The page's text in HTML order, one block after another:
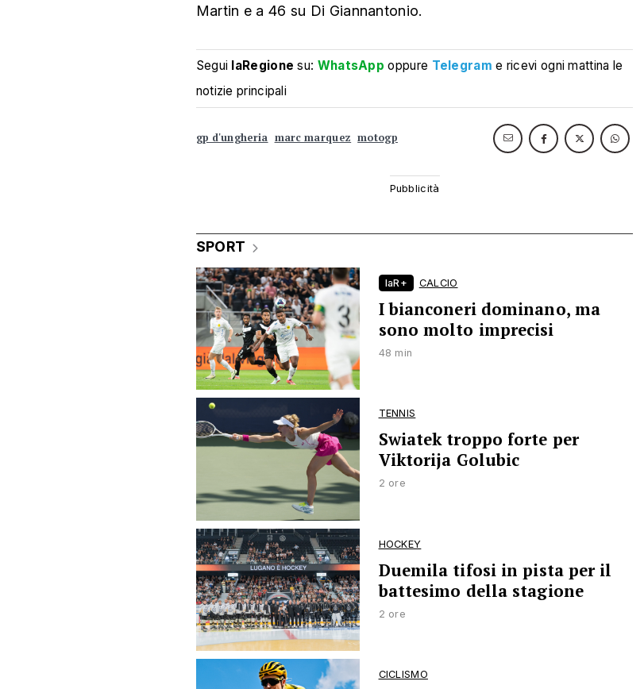
Martin e a 46 su Di Giannantonio.
Segui laRegione su: WhatsApp oppure Telegram e ricevi ogni mattina le
notizie principali
gp d'ungheria marc marquez motogp
SPORT
laR+ CALCIO
I bianconeri dominano, ma
sono molto imprecisi
48 min
TENNIS
Swiatek troppo forte per
Viktorija Golubic
2 ore
HOCKEY
Duemila tifosi in pista per il
battesimo della stagione
2 ore
CICLISMO